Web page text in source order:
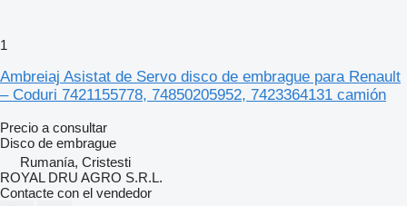
1
Ambreiaj Asistat de Servo disco de embrague para Renault
– Coduri 7421155778, 74850205952, 7423364131 camión
Precio a consultar
Disco de embrague
Rumanía, Cristesti
ROYAL DRU AGRO S.R.L.
Contacte con el vendedor